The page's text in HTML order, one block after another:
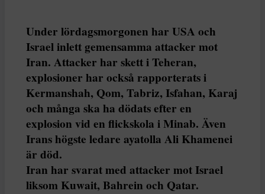
Under lördagsmorgonen har USA och
Israel inlett gemensamma attacker mot
Iran. Attacker har skett i Teheran,
explosioner har också rapporterats i
Kermanshah, Qom, Tabriz, Isfahan, Karaj
och många ska ha dödats efter en
explosion vid en flickskola i Minab. Även
Irans högste ledare ayatolla Ali Khamenei
är död.
Iran har svarat med attacker mot Israel
liksom Kuwait, Bahrein och Qatar.